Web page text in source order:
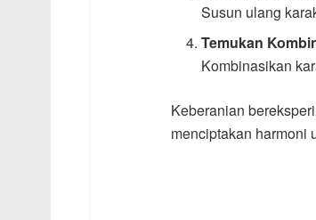
Susun ulang
Temukan
Kombinasikan
Keberanian
menciptakan harmoni